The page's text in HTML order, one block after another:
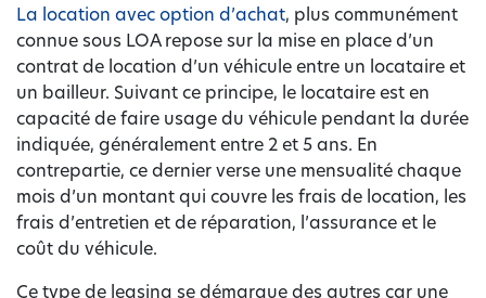
La location avec option d’achat, plus communément
connue sous LOA repose sur la mise en place d’un
contrat de location d’un véhicule entre un locataire et
un bailleur. Suivant ce principe, le locataire est en
capacité de faire usage du véhicule pendant la durée
indiquée, généralement entre 2 et 5 ans. En
contrepartie, ce dernier verse une mensualité chaque
mois d’un montant qui couvre les frais de location, les
frais d’entretien et de réparation, l’assurance et le
coût du véhicule.
Ce type de leasing se démarque des autres car une